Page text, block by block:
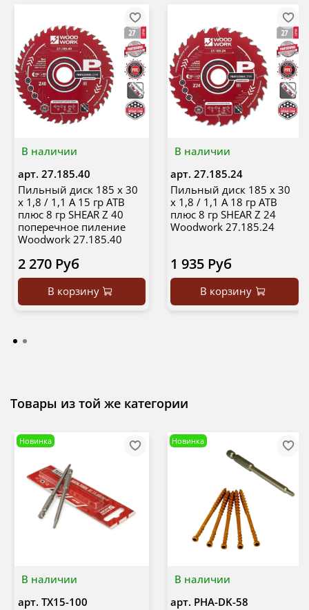
В наличии
арт. 27.185.40
Пильный диск 185 x 30
x 1,8 / 1,1 A 15 гр ATB
плюс 8 гр SHEAR Z 40
поперечное пиление
Woodwork 27.185.40
2 270 Руб
В корзину
В наличии
арт. 27.185.24
Пильный диск 185 x 30
x 1,8 / 1,1 A 18 гр ATB
плюс 8 гр SHEAR Z 24
Woodwork 27.185.24
1 935 Руб
В корзину
Товары из той же категории
В наличии
Новинка
арт. TX15-100
В наличии
Новинка
арт. PHA-DK-58